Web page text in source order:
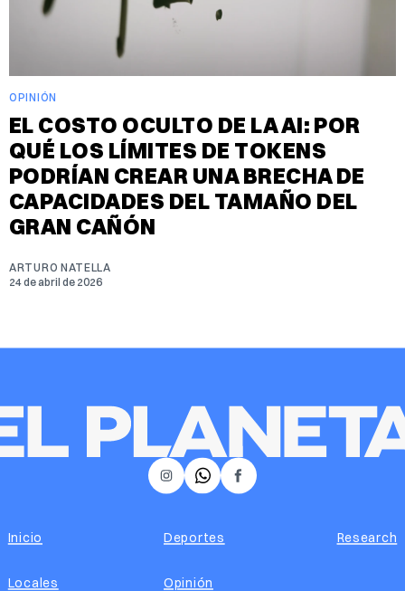
OPINIÓN
EL COSTO OCULTO DE LA AI: POR
QUÉ LOS LÍMITES DE TOKENS
PODRÍAN CREAR UNA BRECHA DE
CAPACIDADES DEL TAMAÑO DEL
GRAN CAÑÓN
ARTURO NATELLA
24 de abril de 2026
𝕏 Facebook
Instagram
Inicio
Locales
Deportes
Opinión
Research